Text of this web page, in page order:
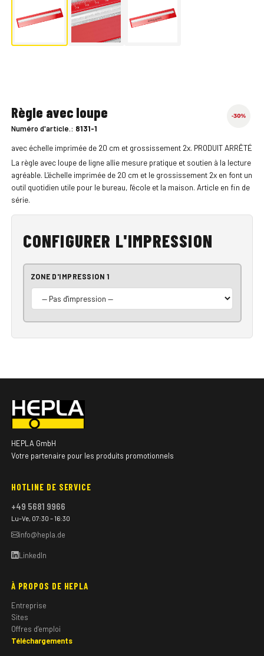
Règle avec loupe
Numéro d'article.: 8131-1
avec échelle imprimée de 20 cm et grossissement 2x. PRODUIT ARRÊTÉ
La règle avec loupe de ligne allie mesure pratique et soutien à la lecture
agréable. L'échelle imprimée de 20 cm et le grossissement 2x en font un
outil quotidien utile pour le bureau, l'école et la maison. Article en fin de
série.
CONFIGURER L'IMPRESSION
ZONE D'IMPRESSION 1
HEPLA GmbH
Votre partenaire pour les produits promotionnels
HOTLINE DE SERVICE
+49 5681 9966
Lu–Ve, 07:30 – 16:30
info@hepla.de
LinkedIn
À PROPOS DE HEPLA
Entreprise
Sites
Offres d’emploi
Téléchargements